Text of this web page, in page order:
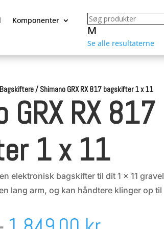
Komponenter
M
Se alle resultaterne
Bagskiftere / Shimano GRX RX 817 bagskifter 1 x 11
GRX RX 817
1 x 11
elektronisk bagskifter til dit 1 x 11 gravel
lang arm, og kan håndtere klinger op til